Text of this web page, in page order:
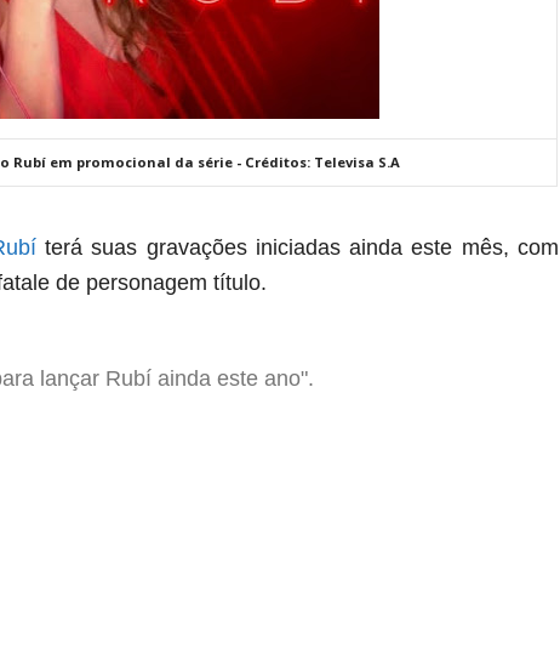
Rubí em promocional da série - Créditos: Televisa S.A
terá suas gravações iniciadas ainda este mês, com
de personagem título.
lançar Rubí ainda este ano".